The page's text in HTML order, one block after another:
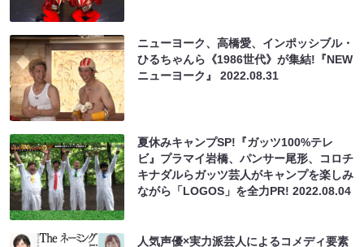
ニューヨーク、高橋愛、インポッシブル・
ひるちゃんら《1986世代》が集結!『NEW
ニューヨーク』2022.08.31
夏休みキャンプSP!『ガッツ100%テレ
ビ』プラマイ岩橋、パンサー尾形、コロチ
キナダルらガッツ芸人がキャンプを楽しみ
ながら「LOGOS」を全力PR!2022.08.04
人気声優×実力派芸人によるコメディ要素